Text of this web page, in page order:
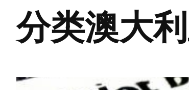
分类澳大